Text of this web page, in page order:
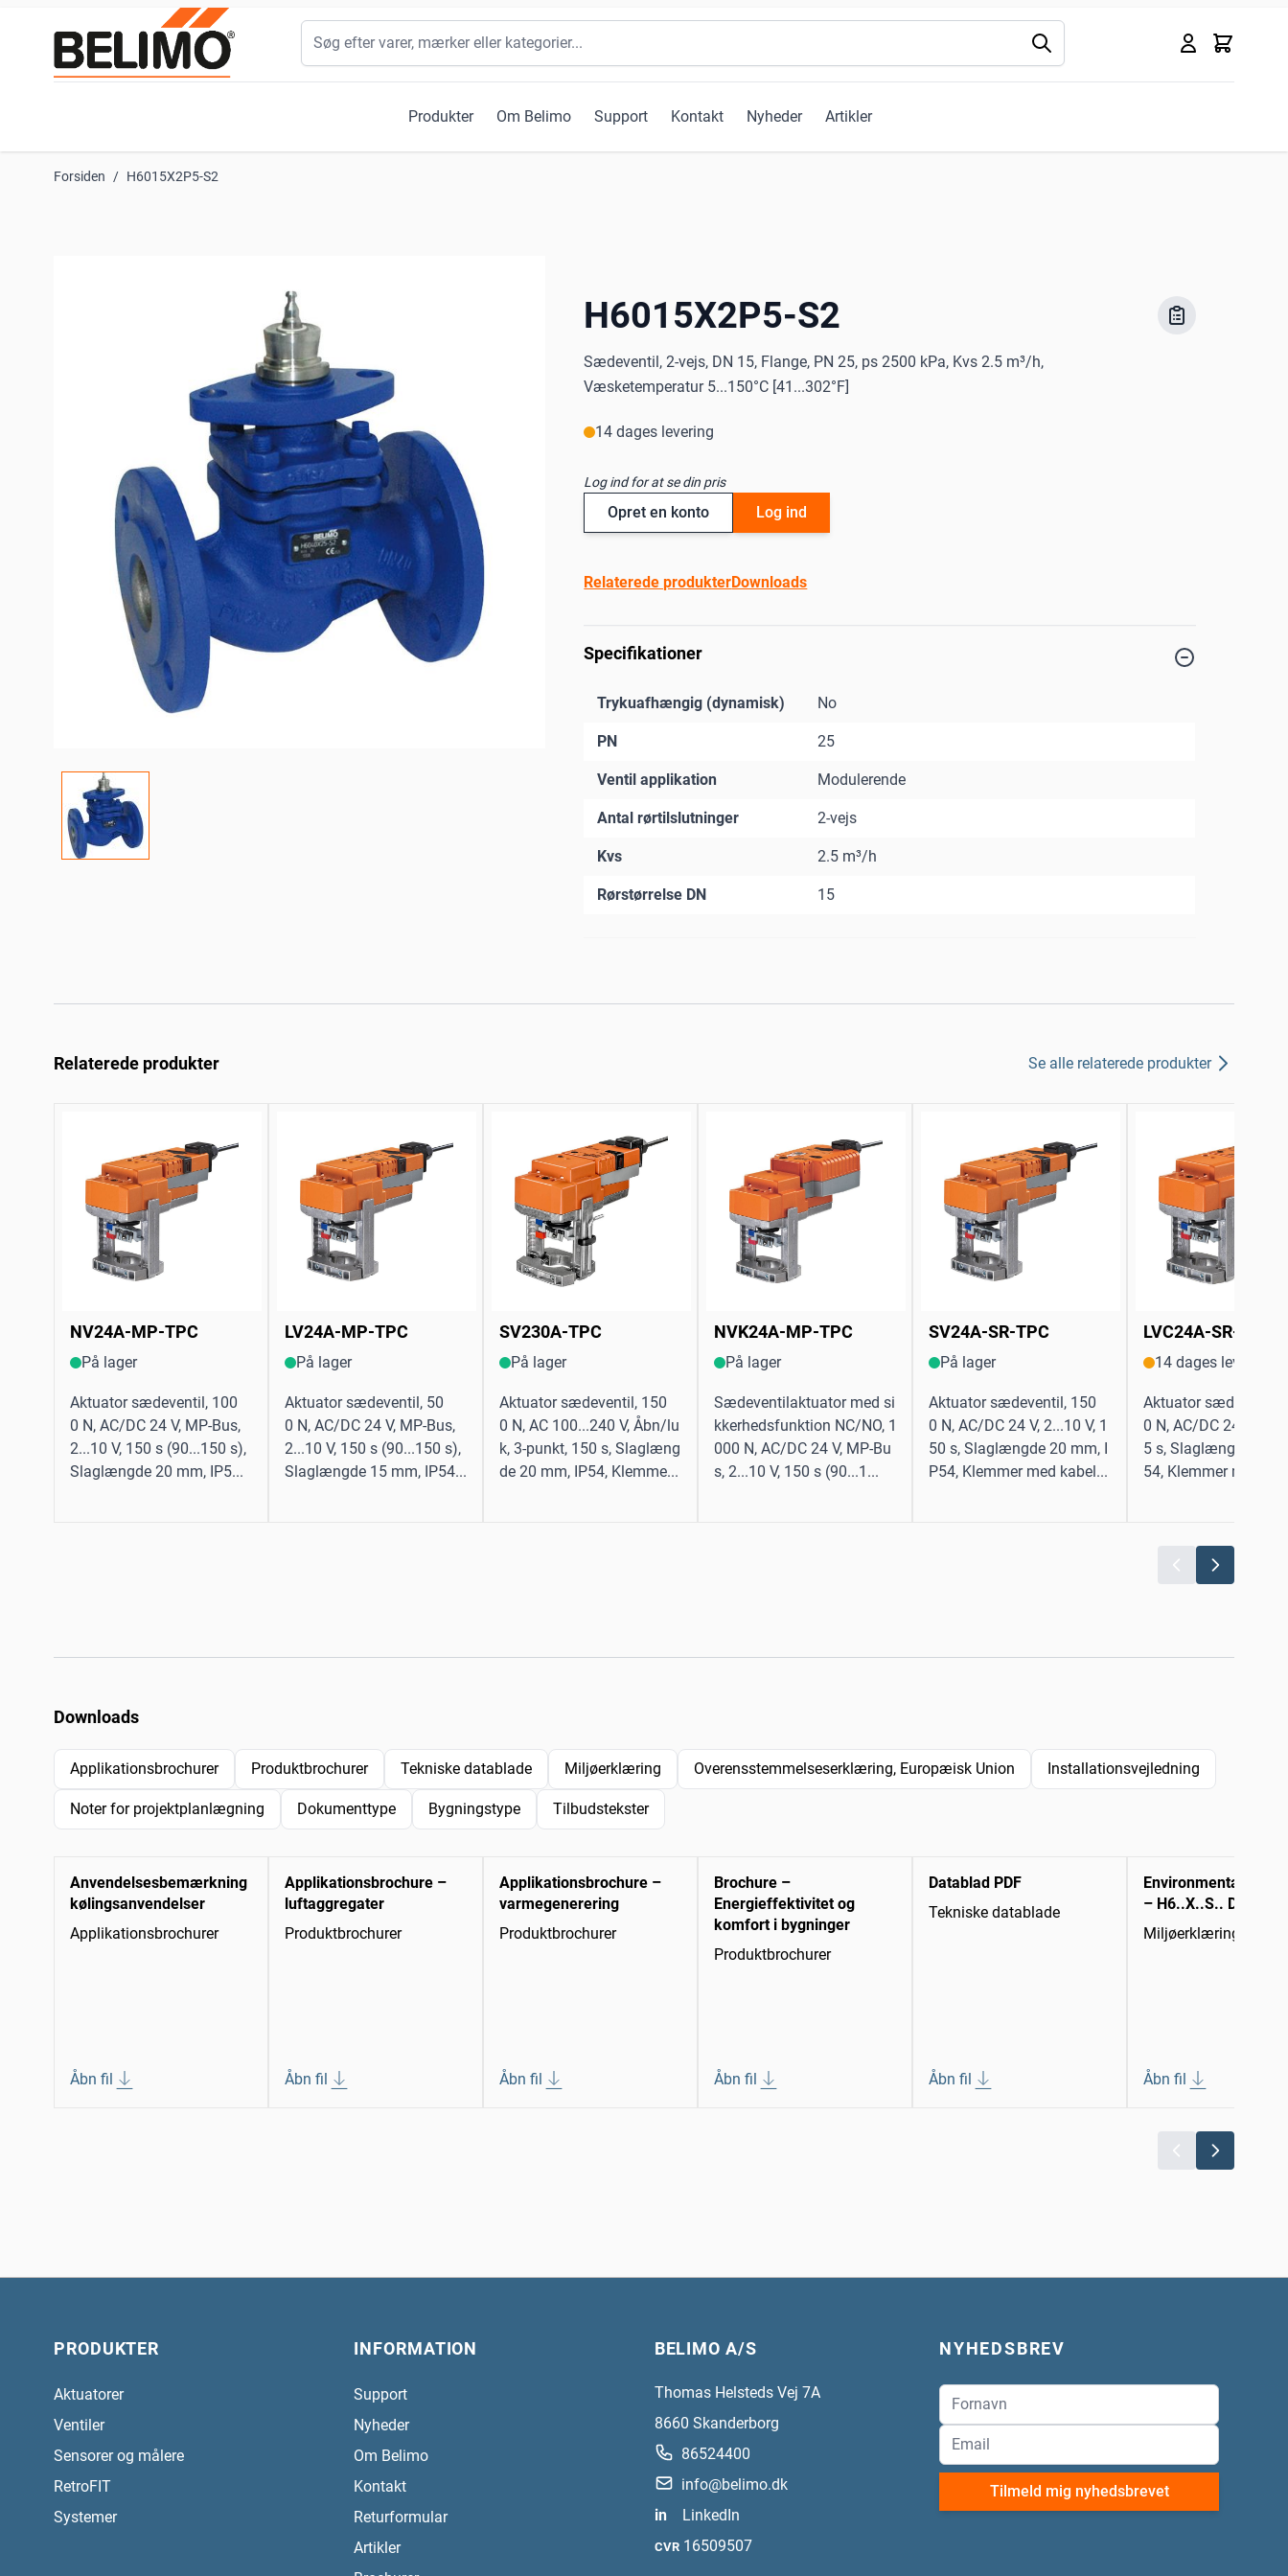
Produkter Om Belimo Support Kontakt Nyheder Artikler
Kurv
Søg
Forsiden / H6015X2P5-S2
H6015X2P5-S2
Sædeventil, 2-vejs, DN 15, Flange, PN 25, ps 2500 kPa, Kvs 2.5 m³/h,
Væsketemperatur 5...150°C [41...302°F]
14 dages levering
Log ind for at se din pris
Opret en konto Log ind
Relaterede produkterDownloads
Specifikationer
Trykuafhængig (dynamisk) No
PN 25
Ventil applikation Modulerende
Antal rørtilslutninger 2-vejs
Kvs 2.5 m³/h
Rørstørrelse DN 15
Relaterede produkter Se alle relaterede produkter
NV24A-MP-TPC
På lager
Aktuator sædeventil, 100
0 N, AC/DC 24 V, MP-Bus,
2...10 V, 150 s (90...150 s),
Slaglængde 20 mm, IP5...
LV24A-MP-TPC
På lager
Aktuator sædeventil, 50
0 N, AC/DC 24 V, MP-Bus,
2...10 V, 150 s (90...150 s),
Slaglængde 15 mm, IP54...
SV230A-TPC
På lager
Aktuator sædeventil, 150
0 N, AC 100...240 V, Åbn/lu
k, 3-punkt, 150 s, Slaglæng
de 20 mm, IP54, Klemme...
NVK24A-MP-TPC
På lager
Sædeventilaktuator med si
kkerhedsfunktion NC/NO, 1
000 N, AC/DC 24 V, MP-Bu
s, 2...10 V, 150 s (90...1...
SV24A-SR-TPC
På lager
Aktuator sædeventil, 150
0 N, AC/DC 24 V, 2...10 V, 1
50 s, Slaglængde 20 mm, I
P54, Klemmer med kabel...
LVC24A-SR-TPC
14 dages levering
Aktuator sædeventil,
0 N, AC/DC 24 V,
5 s, Slaglængde 15
54, Klemmer med
Downloads
Applikationsbrochurer Produktbrochurer Tekniske datablade Miljøerklæring Overensstemmelseserklæring, Europæisk Union Installationsvejledning
Noter for projektplanlægning Dokumenttype Bygningstype Tilbudstekster
Anvendelsesbemærkning
kølingsanvendelser
Applikationsbrochurer
Åbn fil
Applikationsbrochure –
luftaggregater
Produktbrochurer
Åbn fil
Applikationsbrochure –
varmegenerering
Produktbrochurer
Åbn fil
Brochure –
Energieffektivitet og
komfort i bygninger
Produktbrochurer
Åbn fil
Datablad PDF
Tekniske datablade
Åbn fil
Environmental
– H6..X..S.. DN15-50
Miljøerklæring
Åbn fil
PRODUKTER
Aktuatorer
Ventiler
Sensorer og målere
RetroFIT
Systemer
INFORMATION
Support
Nyheder
Om Belimo
Kontakt
Returformular
Artikler
BELIMO A/S
Thomas Helsteds Vej 7A
8660 Skanderborg
86524400
info@belimo.dk
in
LinkedIn
CVR 16509507
NYHEDSBREV
Tilmeld mig nyhedsbrevet